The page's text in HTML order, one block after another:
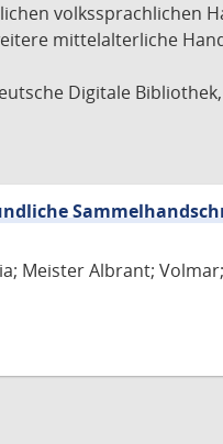
volkssprachlichen
mittelalterliche
Digitale
Meister Albrant;